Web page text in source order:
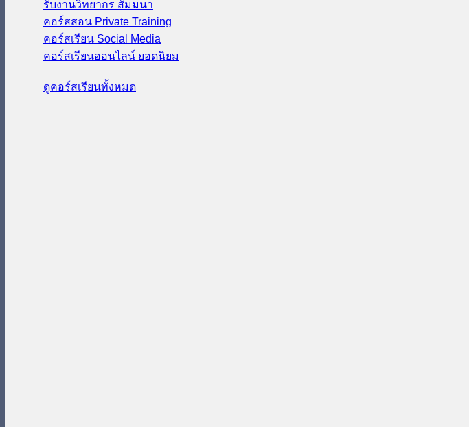
รับงานวิทยากร สัมมนา
คอร์สสอน Private Training
คอร์สเรียน Social Media
คอร์สเรียนออนไลน์
ดูคอร์สเรียนทั้งหมด